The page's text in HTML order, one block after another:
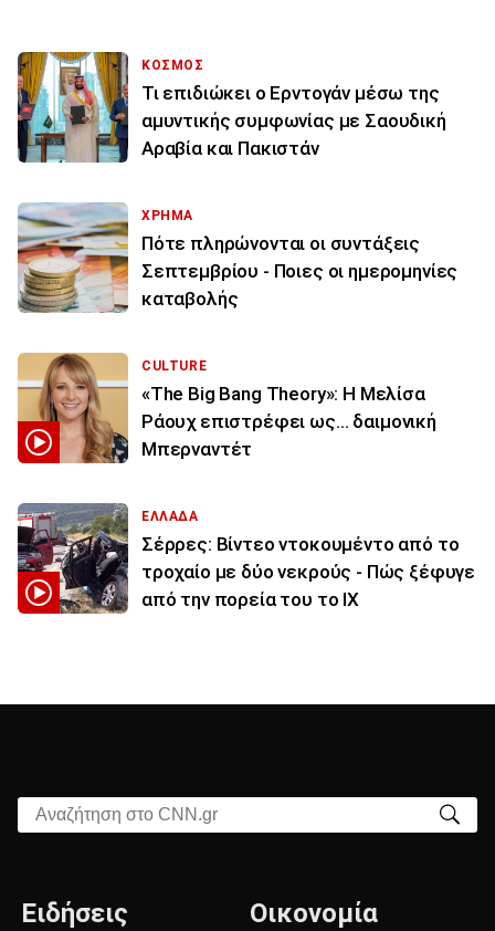
ΚΟΣΜΟΣ
Τι επιδιώκει ο Ερντογάν μέσω της
αμυντικής συμφωνίας με Σαουδική
Αραβία και Πακιστάν
ΧΡΗΜΑ
Πότε πληρώνονται οι συντάξεις
Σεπτεμβρίου - Ποιες οι ημερομηνίες
καταβολής
CULTURE
«The Big Bang Theory»: Η Μελίσα
Ράουχ επιστρέφει ως… δαιμονική
Μπερναντέτ
ΕΛΛΑΔΑ
Σέρρες: Βίντεο ντοκουμέντο από το
τροχαίο με δύο νεκρούς - Πώς ξέφυγε
από την πορεία του το ΙΧ
Αναζήτηση στο CNN.gr
Ειδήσεις Οικονομία